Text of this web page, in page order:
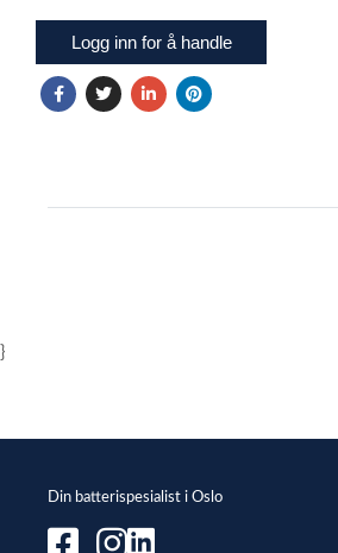
Logg inn for å handle
}
Din batterispesialist i Oslo